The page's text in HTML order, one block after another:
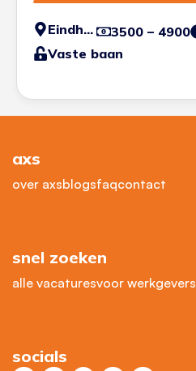
Eindhoven 3500 – 4900
Vaste baan
axs
over axsblogsfaqcontact
snel zoeken
alle vacaturesvoor werkgevers
socials